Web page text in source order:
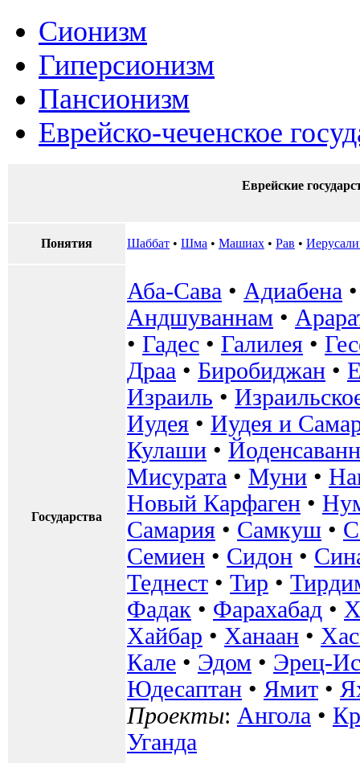
Сионизм
Гиперсионизм
Пансионизм
Еврейско-чеченское
Еврейские
Понятия Шаббат • Шма • Машиах • Рав •
Государства
Аба-Сава • Адиабена
Андшуваннам •
• Гадес • Галилея •
Драа • Биробиджан •
Израиль •
Иудея • Иудея и
Кулаши •
Мисурата • Муни •
Новый Карфаген •
Самария • Самкуш •
Семиен • Сидон •
Теднест • Тир •
Фадак • Фарахабад •
Хайбар • Ханаан •
Кале • Эдом • Эрец-
Юдесаптан • Ямит •
Проекты: Ангола •
Уганда